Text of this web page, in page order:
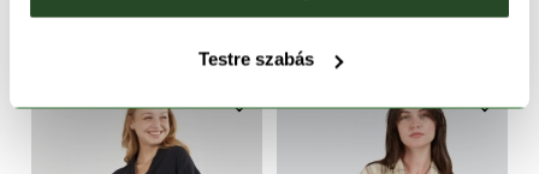
Testre szabás